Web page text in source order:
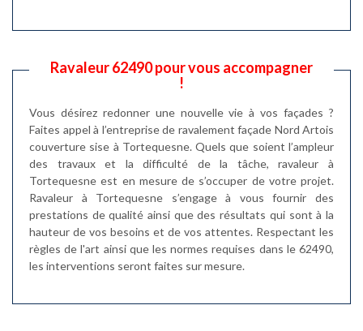
Ravaleur 62490 pour vous accompagner
!
Vous désirez redonner une nouvelle vie à vos façades ?
Faites appel à l’entreprise de ravalement façade Nord Artois
couverture sise à Tortequesne. Quels que soient l’ampleur
des travaux et la difficulté de la tâche, ravaleur à
Tortequesne est en mesure de s’occuper de votre projet.
Ravaleur à Tortequesne s’engage à vous fournir des
prestations de qualité ainsi que des résultats qui sont à la
hauteur de vos besoins et de vos attentes. Respectant les
règles de l'art ainsi que les normes requises dans le 62490,
les interventions seront faites sur mesure.